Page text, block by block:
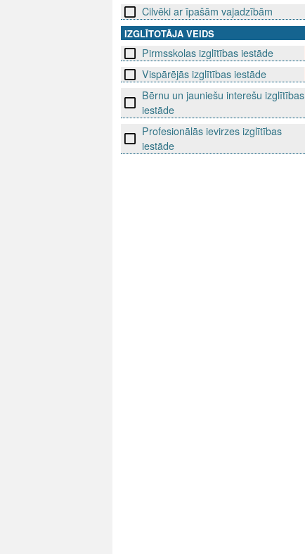
Cilvēki ar īpašām vajadzībām
IZGLĪTOTĀJA VEIDS
Pirmsskolas izglītības iestāde
Vispārējās izglītības iestāde
Bērnu un jauniešu interešu izglītības
iestāde
Profesionālās ievirzes izglītības
iestāde